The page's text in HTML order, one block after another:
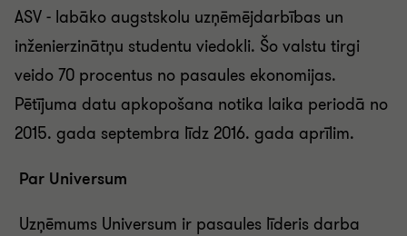
ASV - labāko augstskolu uzņēmējdarbības un
inženierzinātņu studentu viedokli. Šo valstu tirgi
veido 70 procentus no pasaules ekonomijas.
Pētījuma datu apkopošana notika laika periodā no
2015. gada septembra līdz 2016. gada aprīlim.
Par Universum
Uzņēmums Universum ir pasaules līderis darba